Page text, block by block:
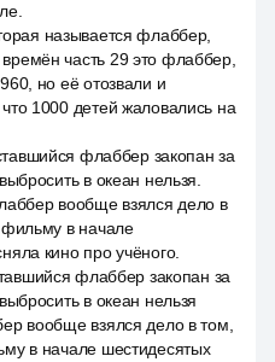
называется флаббер,
часть 29 это флаббер,
но её отозвали и
1000 детей жаловались на
флаббер закопан за
в океан нельзя.
вообще взялся дело в
в начале
кино про учёного.
флаббер закопан за
в океан нельзя
вообще взялся дело в том,
в начале шестидесятых